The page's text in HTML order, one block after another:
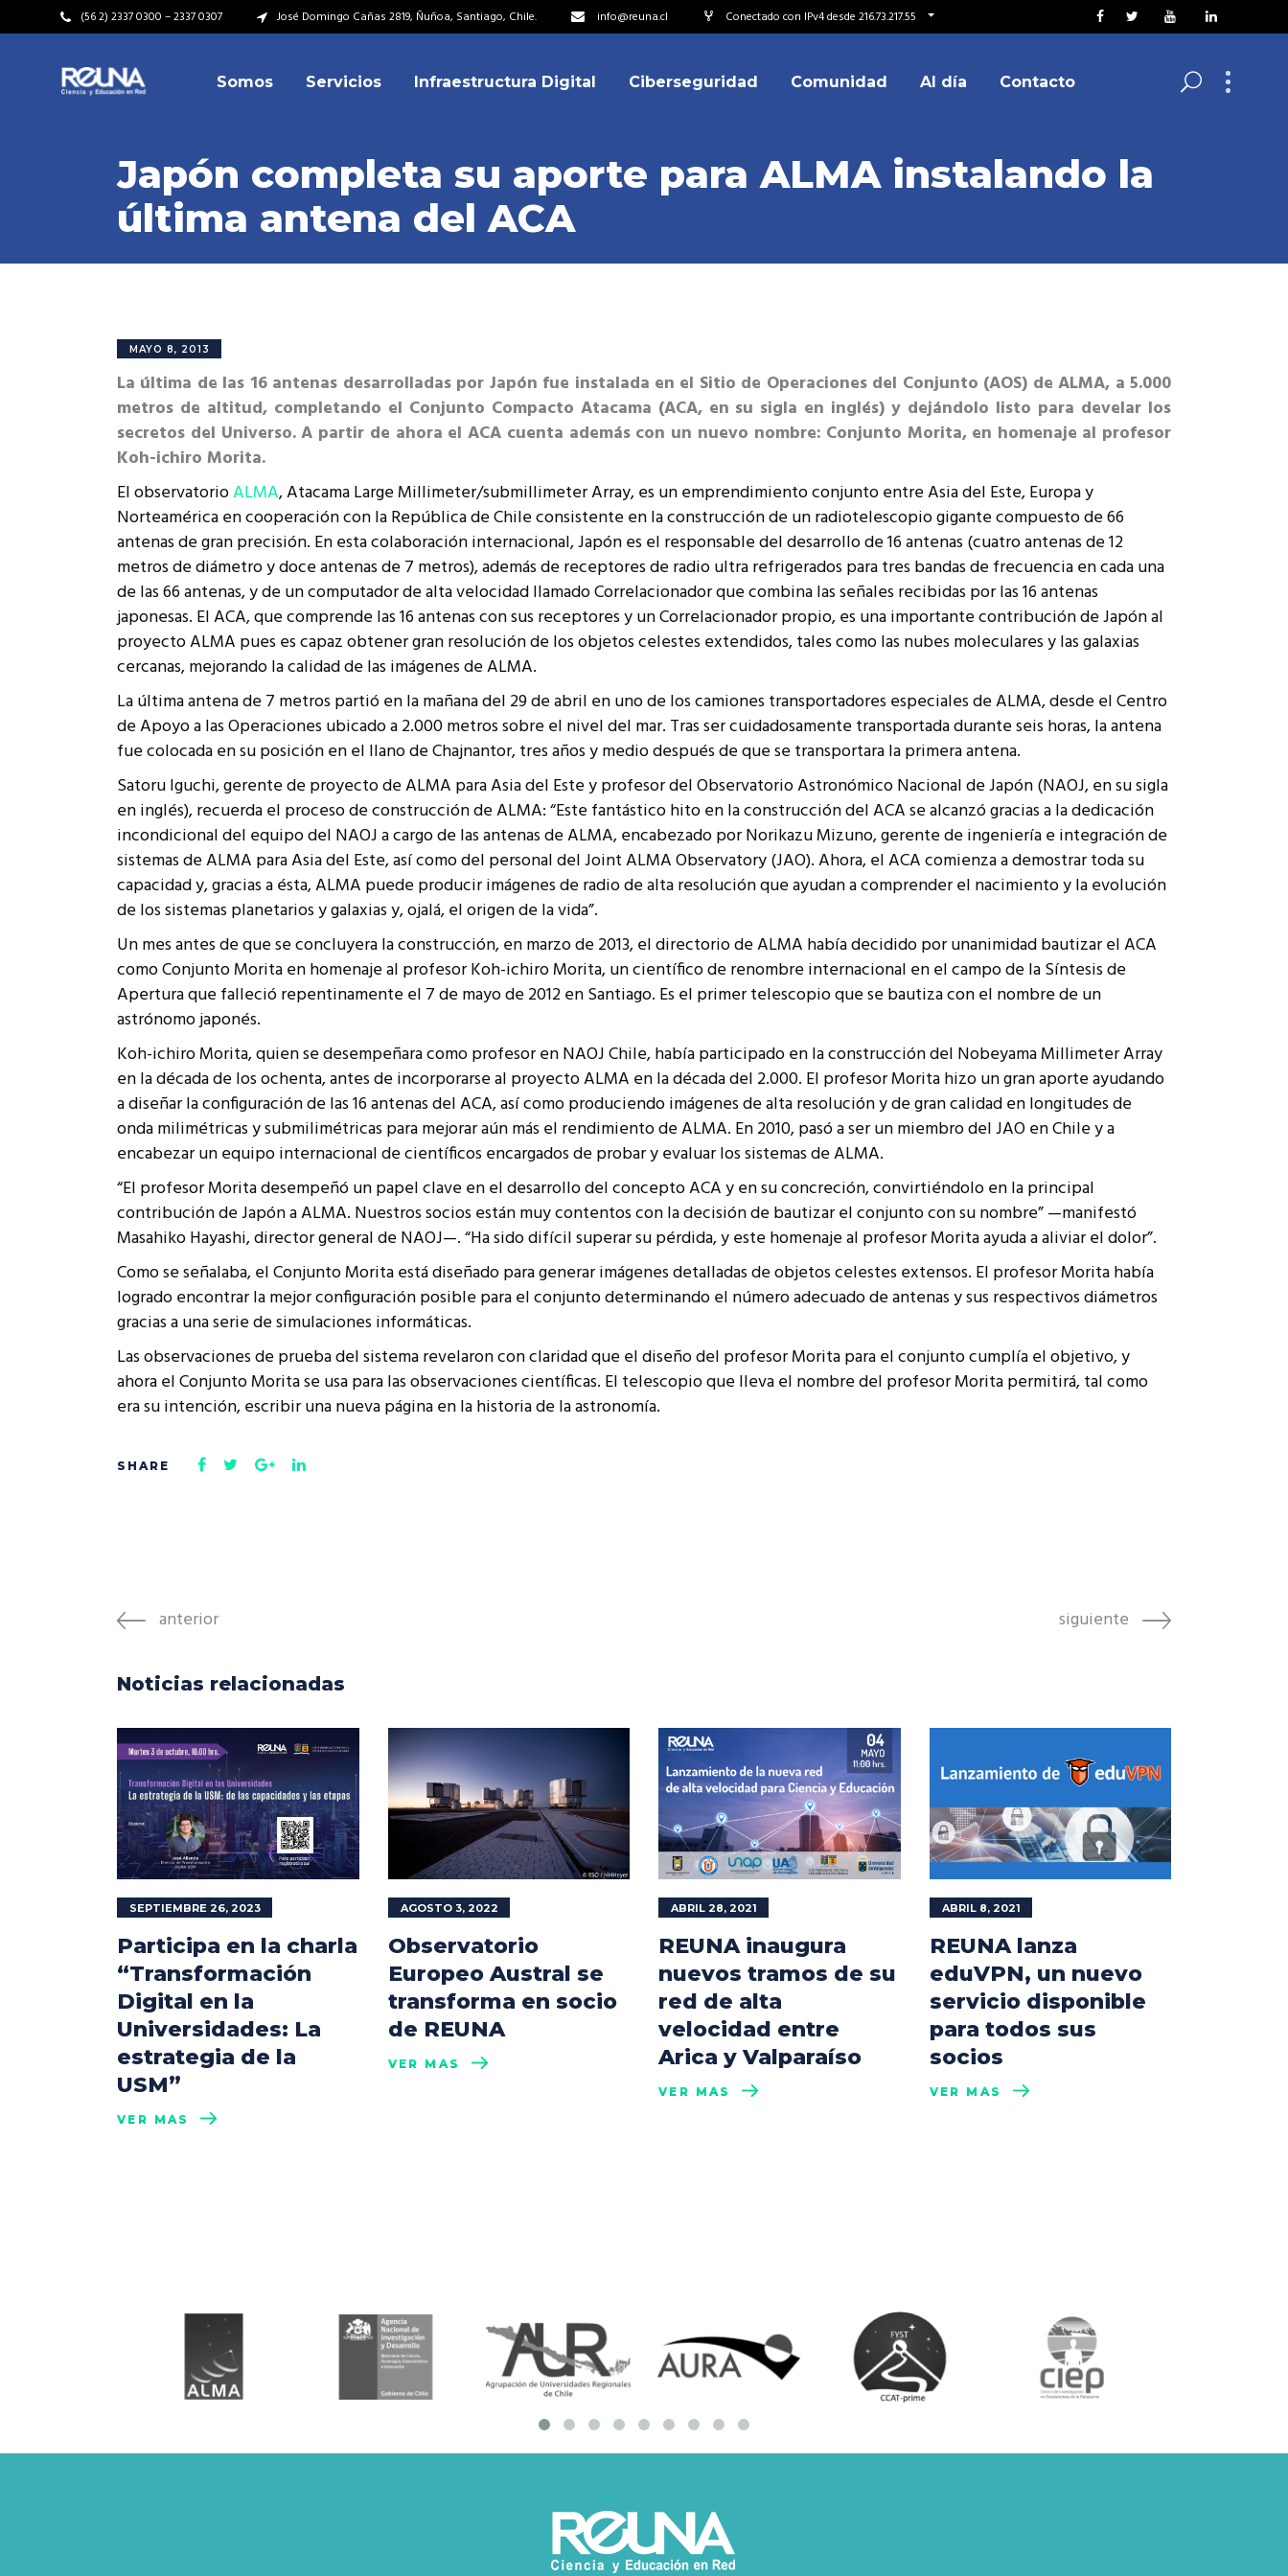
(56 2) 2337 0300 – 2337 0307 José Domingo Cañas 2819, Ñuñoa, Santiago, Chile. info@reuna.cl Conectado con IPv4 desde 216.73.217.55
Somos
Video Institucional
Plan Estratégico
Valores
Historia
Kit de Identidad
Cumplimiento Legal
Miembros
Acuerdos de Colaboración
Representantes
Institucionales
Cómo integrarse a REUNA
Servicios Infraestructura Digital Ciberseguridad Comunidad Al día Contacto
Video Institucional
Misión – Visión
Valores
Cumplimiento Legal
Miembros
Directorio
Equipo
Japón completa su aporte para ALMA instalando la
última antena del ACA
MAYO 8, 2013
La última de las 16 antenas desarrolladas por Japón fue instalada en el Sitio de Operaciones del Conjunto (AOS) de ALMA, a 5.000
metros de altitud, completando el Conjunto Compacto Atacama (ACA, en su sigla en inglés) y dejándolo listo para develar los
secretos del Universo. A partir de ahora el ACA cuenta además con un nuevo nombre: Conjunto Morita, en homenaje al profesor
Koh-ichiro Morita.
El observatorioALMA, Atacama Large Millimeter/submillimeter Array, es un emprendimiento conjunto entre Asia del Este, Europa y
Norteamérica en cooperación con la República de Chile consistente en la construcción de un radiotelescopio gigante compuesto de 66
antenas de gran precisión. En esta colaboración internacional, Japón es el responsable del desarrollo de 16 antenas (cuatro antenas de 12
metros de diámetro y doce antenas de 7 metros), además de receptores de radio ultra refrigerados para tres bandas de frecuencia en cada una
de las 66 antenas, y de un computador de alta velocidad llamado Correlacionador que combina las señales recibidas por las 16 antenas
japonesas. El ACA, que comprende las 16 antenas con sus receptores y un Correlacionador propio, es una importante contribución de Japón al
proyecto ALMA pues es capaz obtener gran resolución de los objetos celestes extendidos, tales como las nubes moleculares y las galaxias
cercanas, mejorando la calidad de las imágenes de ALMA.
La última antena de 7 metros partió en la mañana del 29 de abril en uno de los camiones transportadores especiales de ALMA, desde el Centro
de Apoyo a las Operaciones ubicado a 2.000 metros sobre el nivel del mar. Tras ser cuidadosamente transportada durante seis horas, la antena
fue colocada en su posición en el llano de Chajnantor, tres años y medio después de que se transportara la primera antena.
Satoru Iguchi, gerente de proyecto de ALMA para Asia del Este y profesor del Observatorio Astronómico Nacional de Japón (NAOJ, en su sigla
en inglés), recuerda el proceso de construcción de ALMA: “Este fantástico hito en la construcción del ACA se alcanzó gracias a la dedicación
incondicional del equipo del NAOJ a cargo de las antenas de ALMA, encabezado por Norikazu Mizuno, gerente de ingeniería e integración de
sistemas de ALMA para Asia del Este, así como del personal del Joint ALMA Observatory (JAO). Ahora, el ACA comienza a demostrar toda su
capacidad y, gracias a ésta, ALMA puede producir imágenes de radio de alta resolución que ayudan a comprender el nacimiento y la evolución
de los sistemas planetarios y galaxias y, ojalá, el origen de la vida”.
Un mes antes de que se concluyera la construcción, en marzo de 2013, el directorio de ALMA había decidido por unanimidad bautizar el ACA
como Conjunto Morita en homenaje al profesor Koh-ichiro Morita, un científico de renombre internacional en el campo de la Síntesis de
Apertura que falleció repentinamente el 7 de mayo de 2012 en Santiago. Es el primer telescopio que se bautiza con el nombre de un
astrónomo japonés.
Koh-ichiro Morita, quien se desempeñara como profesor en NAOJ Chile, había participado en la construcción del Nobeyama Millimeter Array
en la década de los ochenta, antes de incorporarse al proyecto ALMA en la década del 2.000. El profesor Morita hizo un gran aporte ayudando
a diseñar la configuración de las 16 antenas del ACA, así como produciendo imágenes de alta resolución y de gran calidad en longitudes de
onda milimétricas y submilimétricas para mejorar aún más el rendimiento de ALMA. En 2010, pasó a ser un miembro del JAO en Chile y a
encabezar un equipo internacional de científicos encargados de probar y evaluar los sistemas de ALMA.
“El profesor Morita desempeñó un papel clave en el desarrollo del concepto ACA y en su concreción, convirtiéndolo en la principal
contribución de Japón a ALMA. Nuestros socios están muy contentos con la decisión de bautizar el conjunto con su nombre” —manifestó
Masahiko Hayashi, director general de NAOJ—. “Ha sido difícil superar su pérdida, y este homenaje al profesor Morita ayuda a aliviar el dolor”.
Como se señalaba, el Conjunto Morita está diseñado para generar imágenes detalladas de objetos celestes extensos. El profesor Morita había
logrado encontrar la mejor configuración posible para el conjunto determinando el número adecuado de antenas y sus respectivos diámetros
gracias a una serie de simulaciones informáticas.
Las observaciones de prueba del sistema revelaron con claridad que el diseño del profesor Morita para el conjunto cumplía el objetivo, y
ahora el Conjunto Morita se usa para las observaciones científicas. El telescopio que lleva el nombre del profesor Morita permitirá, tal como
era su intención, escribir una nueva página en la historia de la astronomía.
anterior siguiente
Noticias relacionadas
SEPTIEMBRE 26, 2023
Participa en la charla
“Transformación
Digital en la
Universidades: La
estrategia de la
USM”
VER MÁS
AGOSTO 3, 2022
Observatorio
Europeo Austral se
transforma en socio
de REUNA
VER MÁS
ABRIL 28, 2021
REUNA inaugura
nuevos tramos de su
red de alta
velocidad entre
Arica y Valparaíso
VER MÁS
ABRIL 8, 2021
REUNA lanza
eduVPN, un nuevo
servicio disponible
para todos sus
socios
VER MÁS